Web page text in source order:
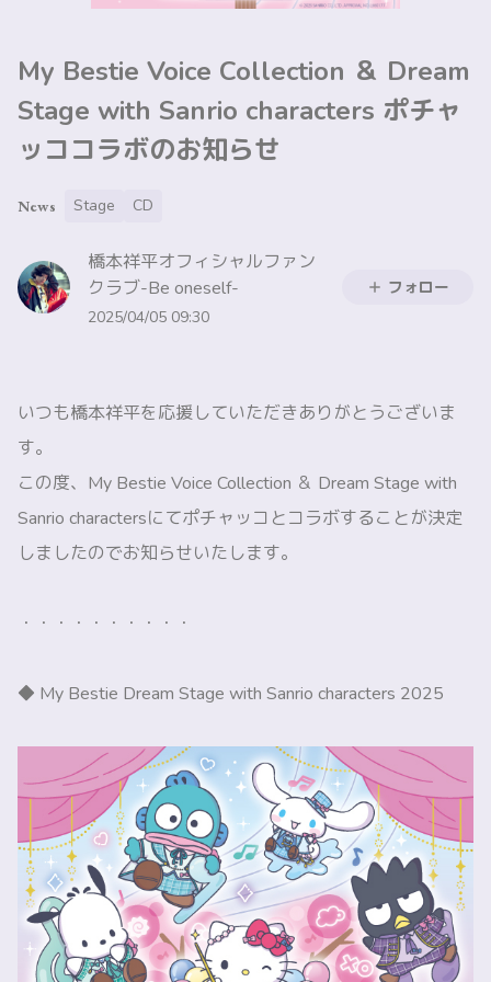
My Bestie Voice Collection ＆ Dream
Stage with Sanrio characters ポチャ
ッココラボのお知らせ
News Stage CD
橋本祥平オフィシャルファン
クラブ-Be oneself-
2025/04/05 09:30
フォロー
いつも橋本祥平を応援していただきありがとうございま
す。
この度、My Bestie Voice Collection ＆ Dream Stage with
Sanrio charactersにてポチャッコとコラボすることが決定
しましたのでお知らせいたします。
・・・・・・・・・・
◆ My Bestie Dream Stage with Sanrio characters 2025